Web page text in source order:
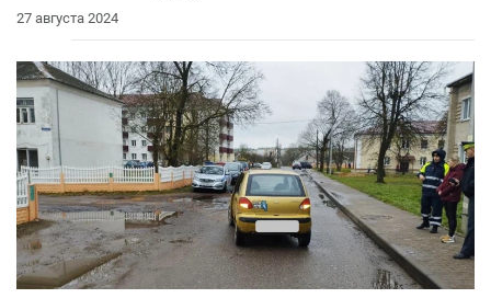
27 августа 2024